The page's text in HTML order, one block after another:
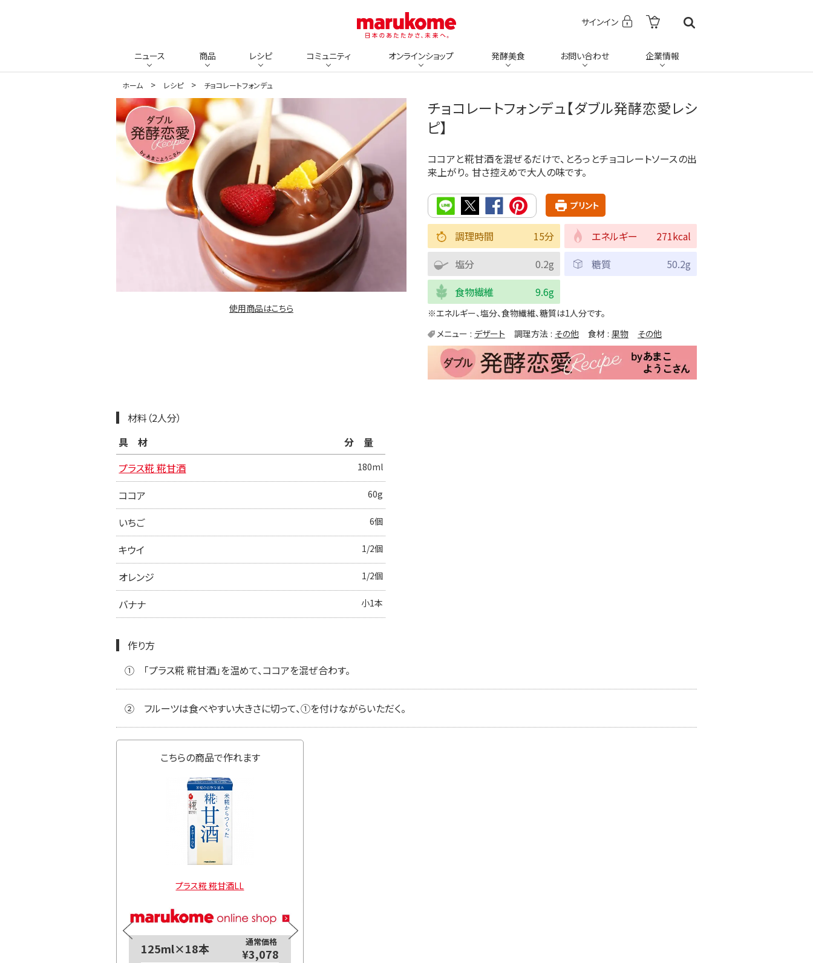
サインイン
ニュース 商品 レシピ コミュニティ オンラインショップ 発酵美食 お問い合わせ 企業情報
ホーム レシピ チョコレートフォンデュ
使用商品はこちら
チョコレートフォンデュ【ダブル発酵恋愛レシ
ピ】
ココアと糀甘酒を混ぜるだけで、とろっとチョコレートソースの出
来上がり。 甘さ控えめで大人の味です。
プリント
調理時間 15分 エネルギー
271kcal
塩分
0.2g 糖質
50.2g
食物繊維
9.6g
※エネルギー、塩分、食物繊維、糖質は1人分です。
メニュー
デザート 調理方法 その他 食材 果物 その他
材料（2人分）
具材
分量
プラス糀 糀甘酒
180ml
ココア 60g
いちご 6個
キウイ 1/2個
オレンジ 1/2個
バナナ 小1本
作り方
①
「プラス糀 糀甘酒」を温めて、ココアを混ぜ合わす。
② フルーツは食べやすい大きさに切って、①を付けながらいただく。
こちらの商品で作れます
プラス糀 糀甘酒LL
125ml×18本 通常価格
¥3,078